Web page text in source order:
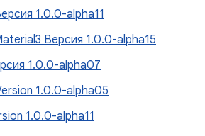
1.0.0-alpha11
Версия 1.0.0-alpha15
1.0.0-alpha07
1.0.0-alpha05
1.0.0-alpha11